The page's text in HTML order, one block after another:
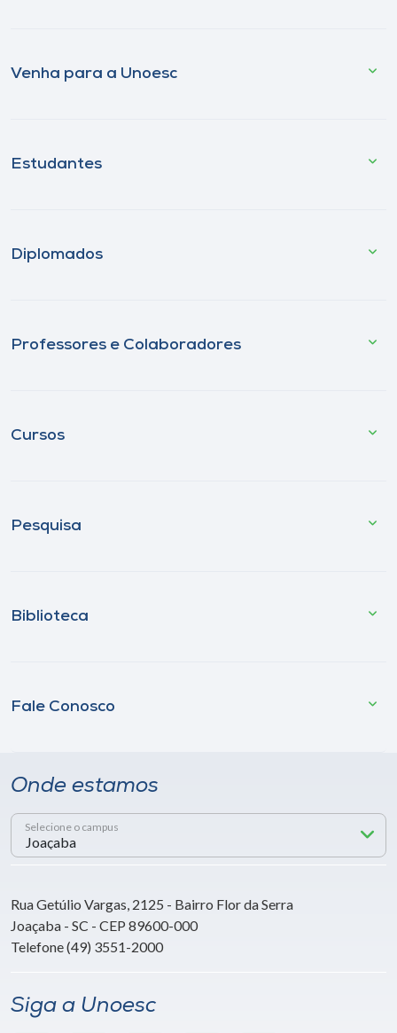
Venha para a Unoesc
Estudantes
Diplomados
Professores e Colaboradores
Cursos
Pesquisa
Biblioteca
Fale Conosco
Onde estamos
Selecione o campus
Rua Getúlio Vargas, 2125 - Bairro Flor da Serra
Joaçaba - SC - CEP 89600-000
Telefone (49) 3551-2000
Siga a Unoesc